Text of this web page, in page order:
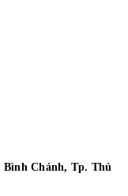
Bình Chánh, Tp. Thủ